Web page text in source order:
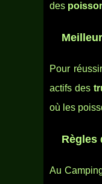
des
Pour
actifs des
où les
Règles
Au